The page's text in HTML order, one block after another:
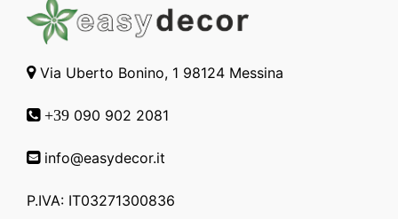
Via Uberto Bonino, 1 98124 Messina
+39 090 902 2081
info@easydecor.it
P.IVA: IT03271300836